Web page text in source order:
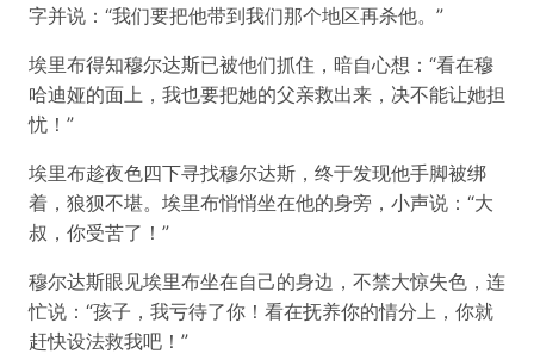
字并说：“我们要把他带到我们那个地区再杀他。”
埃里布得知穆尔达斯已被他们抓住，暗自心想：“看在穆
哈迪娅的面上，我也要把她的父亲救出来，决不能让她担
忧！”
埃里布趁夜色四下寻找穆尔达斯，终于发现他手脚被绑
着，狼狈不堪。埃里布悄悄坐在他的身旁，小声说：“大
叔，你受苦了！”
穆尔达斯眼见埃里布坐在自己的身边，不禁大惊失色，连
忙说：“孩子，我亏待了你！看在抚养你的情分上，你就
赶快设法救我吧！”